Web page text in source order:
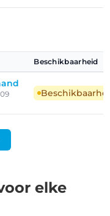
Beschikbaarheid
elke